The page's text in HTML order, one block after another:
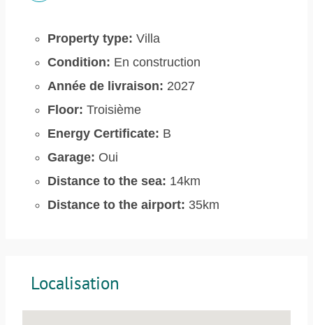
Property type: Villa
Condition: En construction
Année de livraison: 2027
Floor: Troisième
Energy Certificate: B
Garage: Oui
Distance to the sea: 14km
Distance to the airport: 35km
Localisation